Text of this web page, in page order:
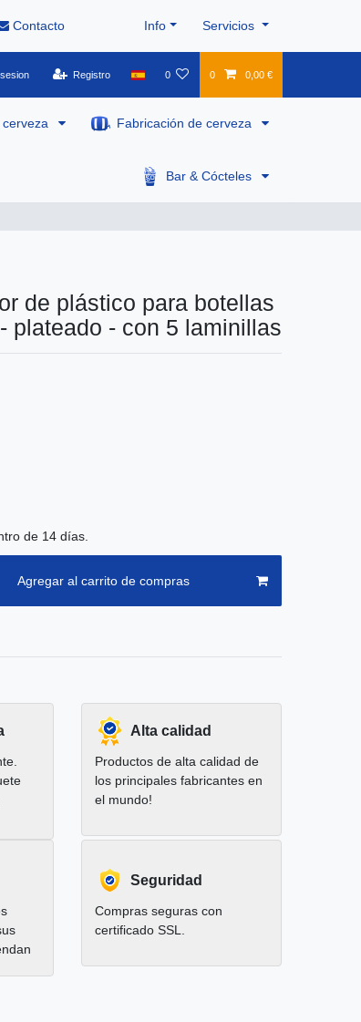
Contacto Info Servicios
Registro 0 0 0,00 €
Fabricación de cerveza
Bar & Cócteles
de plástico para botellas
plateado - con 5 laminillas
de 14 días.
Agregar al carrito de compras
Alta calidad
Productos de alta calidad de
los principales fabricantes en
el mundo!
Seguridad
Compras seguras con
certificado SSL.